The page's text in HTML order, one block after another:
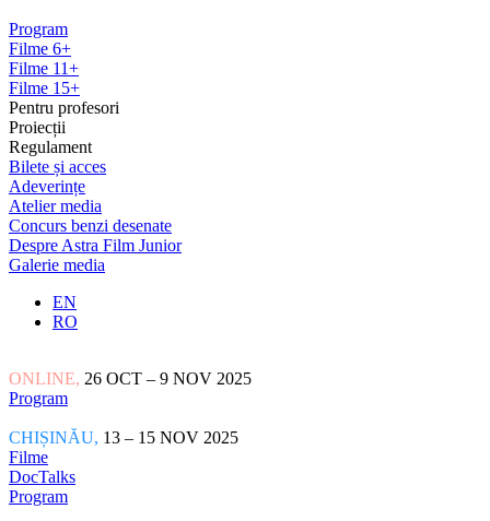
Program
Filme 6+
Filme 11+
Filme 15+
Pentru profesori
Proiecții
Regulament
Bilete și acces
Adeverințe
Atelier media
Concurs benzi desenate
Despre Astra Film Junior
Galerie media
EN
RO
ONLINE, 26 OCT – 9 NOV 2025
Program
CHIȘINĂU, 13 – 15 NOV 2025
Filme
DocTalks
Program